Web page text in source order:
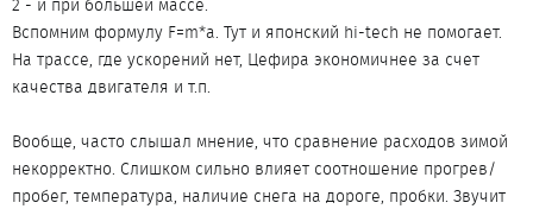
2 - и при большей массе.
Вспомним формулу F=m*a. Тут и японский hi-tech не помогает.
На трассе, где ускорений нет, Цефира экономичнее за счет
качества двигателя и т.п.
Вообще, часто слышал мнение, что сравнение расходов зимой
некорректно. Слишком сильно влияет соотношение прогрев/
пробег, температура, наличие снега на дороге, пробки. Звучит